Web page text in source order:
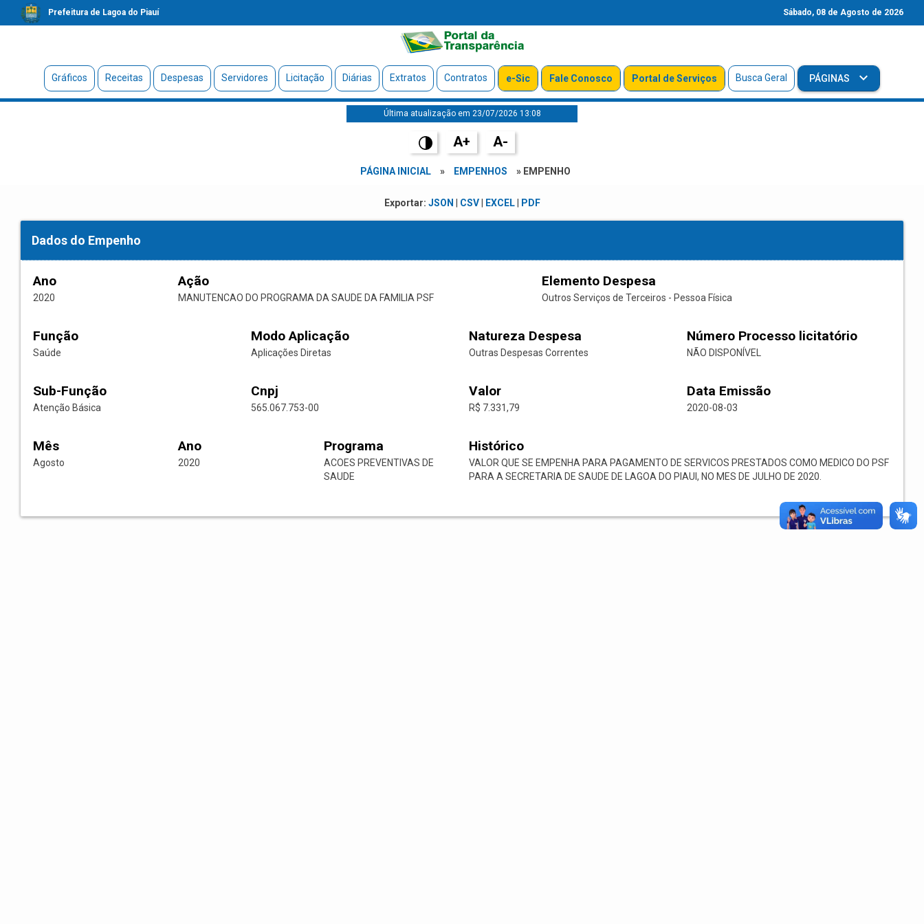
Prefeitura de Lagoa do Piauí Sábado, 08 de Agosto de 2026
Gráficos Receitas Despesas Servidores Licitação Diárias Extratos Contratos e-Sic Fale Conosco Portal de Serviços Busca Geral PÁGINAS
Última atualização em 23/07/2026 13:08
A+ A-
PÁGINA INICIAL » EMPENHOS » EMPENHO
Exportar: JSON CSV| EXCEL| PDF
Dados do Empenho
Ano
2020
Ação
MANUTENCAO DO PROGRAMA DA SAUDE DA FAMILIA PSF
Elemento Despesa
Outros Serviços de Terceiros - Pessoa Física
Função
Saúde
Modo Aplicação
Aplicações Diretas
Natureza Despesa
Outras Despesas Correntes
Número Processo licitatório
NÃO DISPONÍVEL
Sub-Função
Atenção Básica
Cnpj
565.067.753-00
Valor
R$ 7.331,79
Data Emissão
2020-08-03
Mês
Agosto
Ano
2020
Programa
ACOES PREVENTIVAS DE
SAUDE
Histórico
VALOR QUE SE EMPENHA PARA PAGAMENTO DE SERVICOS PRESTADOS COMO MEDICO DO PSF
PARA A SECRETARIA DE SAUDE DE LAGOA DO PIAUI, NO MES DE JULHO DE 2020.